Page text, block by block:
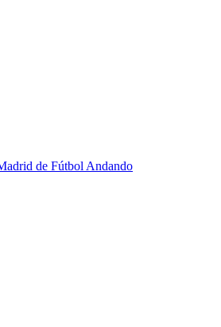
de Fútbol Andando